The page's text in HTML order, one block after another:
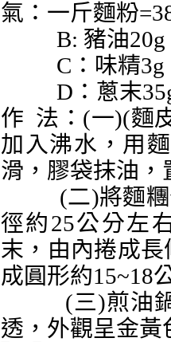
氣：一斤麵粉
B: 豬油20g
C：味精3g，
D：蔥末
作 法：(一)(麵
加入沸水，用
滑，膠袋抹油，
(二)將麵糰分
徑約25公分左
末，由內捲成
成圓形約15~18
(三)煎油鍋燒
透，外觀呈金黃